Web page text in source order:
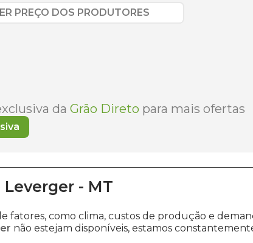
PREÇO DOS PRODUTORES
da Grão Direto para mais ofertas
- MT
fatores, como clima, custos de produção e
não estejam disponíveis, estamos